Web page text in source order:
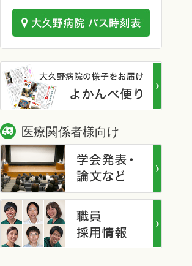
医療関係者様向け